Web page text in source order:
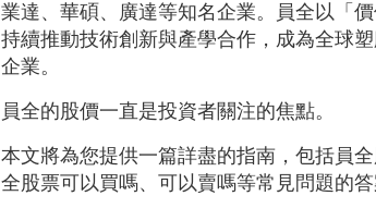
業達、華碩、廣達等知名企業。員全以「
持續推動技術創新與產學合作，成為全球
企業。
員全的股價一直是投資者關注的焦點。
本文將為您提供一篇詳盡的指南，包括員
全股票可以買嗎、可以賣嗎等常見問題的答